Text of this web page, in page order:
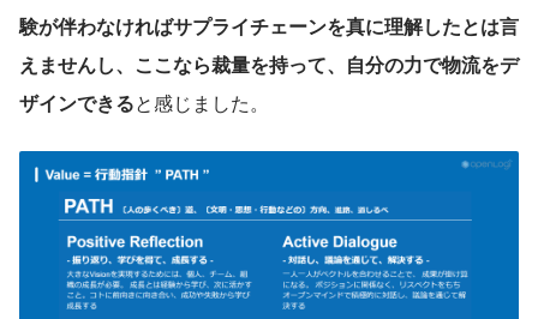
験が伴わなければサプライチェーンを真に理解したとは言
えませんし、ここなら裁量を持って、自分の力で物流をデ
ザインできると感じました。